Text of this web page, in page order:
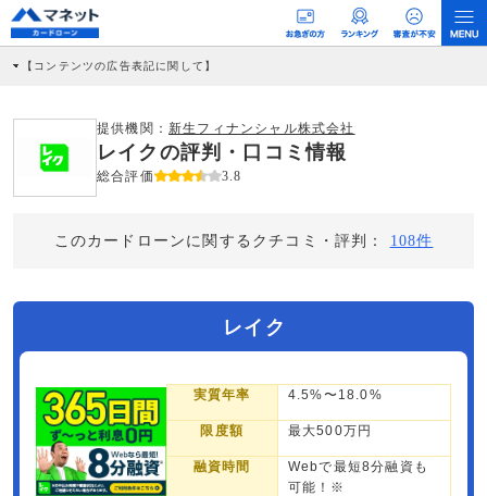
【コンテンツの広告表記に関して】
社に対して企業から紹介報酬が支払われるという収益モデルです。 ただし、特定の
商品を根拠なくPRするものではなく、当編集部の調査／ユーザーへの口コミ収集な
どに基づき、公平性を担保した情報提供を行っています。
>提携企業一覧
提供機関： 新生フィナンシャル株式会社
レイクの評判・口コミ情報
総合評価 3.8
このカードローンに関するクチコミ・評判： 108件
レイク
実質年率 4.5%〜18.0%
限度額 最大500万円
融資時間
Webで最短8分融資も
可能！※